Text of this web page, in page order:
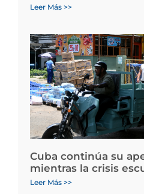
Leer Más >>
Cuba continúa su
mientras la crisis
Leer Más >>